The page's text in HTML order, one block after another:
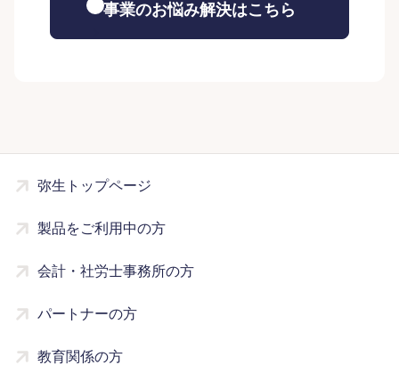
事業のお悩み解決はこちら
弥生トップページ
製品をご利用中の方
会計・社労士事務所の方
パートナーの方
教育関係の方